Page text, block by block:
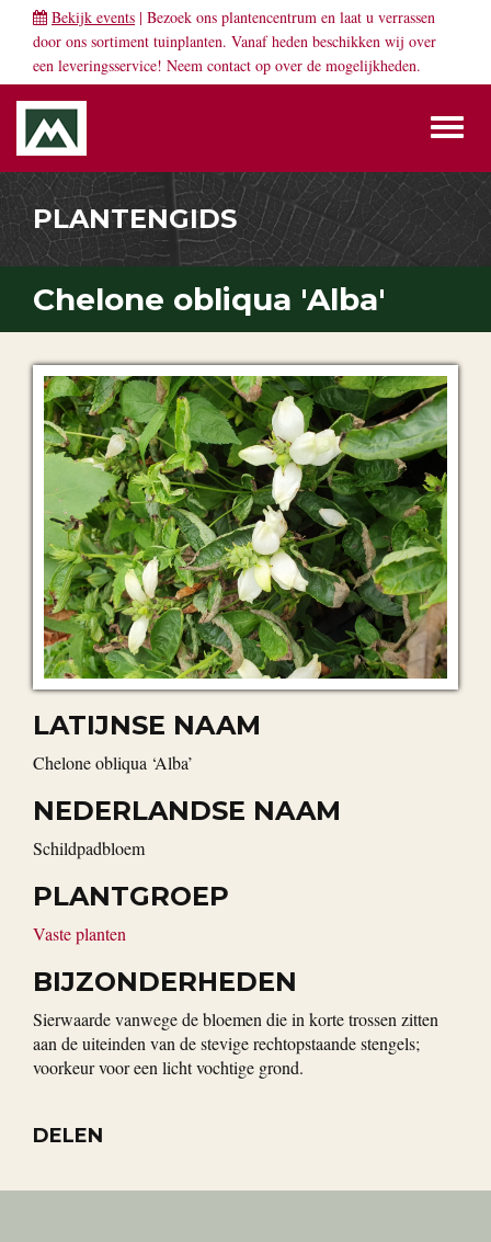
Bekijk events | Bezoek ons plantencentrum en laat u verrassen
door ons sortiment tuinplanten. Vanaf heden beschikken wij over
een leveringsservice! Neem contact op over de mogelijkheden.
PLANTENGIDS
Chelone obliqua 'Alba'
LATIJNSE NAAM
Chelone obliqua ‘Alba’
NEDERLANDSE NAAM
Schildpadbloem
PLANTGROEP
Vaste planten
BIJZONDERHEDEN
Sierwaarde vanwege de bloemen die in korte trossen zitten
aan de uiteinden van de stevige rechtopstaande stengels;
voorkeur voor een licht vochtige grond.
DELEN